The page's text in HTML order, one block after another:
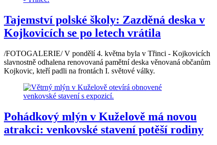
Tajemství polské školy: Zazděná deska v
Kojkovicích se po letech vrátila
/FOTOGALERIE/ V pondělí 4. května byla v Třinci - Kojkovicích
slavnostně odhalena renovovaná pamětní deska věnovaná občanům
Kojkovic, kteří padli na frontách I. světové války.
Pohádkový mlýn v Kuželově má novou
atrakci: venkovské stavení potěší rodiny